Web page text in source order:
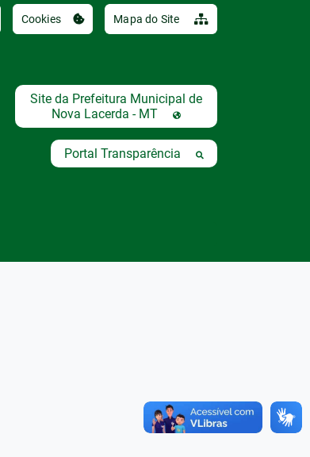
Cookies Mapa do Site
Site da Prefeitura Municipal de
Nova Lacerda - MT
Portal Transparência